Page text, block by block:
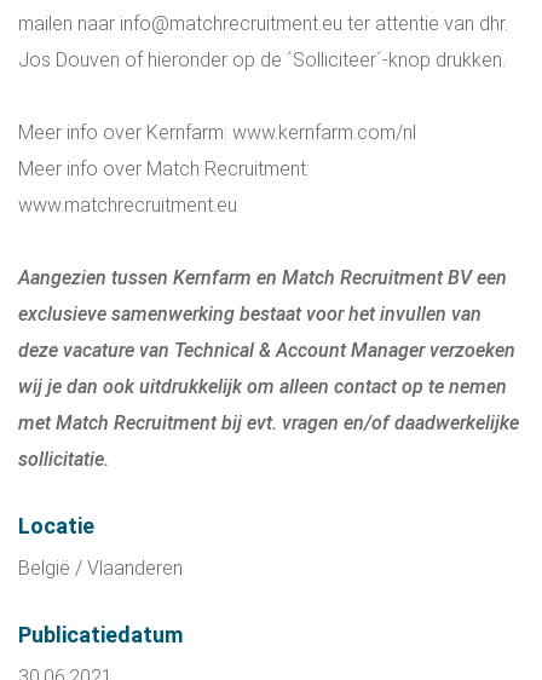
mailen naar info@matchrecruitment.eu ter attentie van dhr.
Jos Douven of hieronder op de ´Solliciteer´-knop drukken.
Meer info over Kernfarm: www.kernfarm.com/nl
Meer info over Match Recruitment:
www.matchrecruitment.eu
Aangezien tussen Kernfarm en Match Recruitment BV een
exclusieve samenwerking bestaat voor het invullen van
deze vacature van Technical & Account Manager verzoeken
wij je dan ook uitdrukkelijk om alleen contact op te nemen
met Match Recruitment bij evt. vragen en/of daadwerkelijke
sollicitatie.
Locatie
België / Vlaanderen
Publicatiedatum